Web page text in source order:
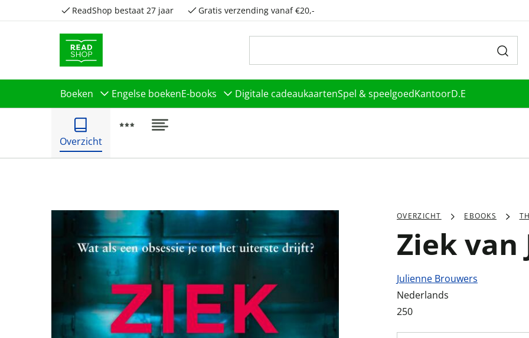
ReadShop bestaat 27 jaar Gratis verzending vanaf €20,-
Boeken Engelse boekenE-books Digitale cadeaukaartenSpel & speelgoedKantoorD.E
Overzicht
OVERZICHT EBOOKS
Ziek van
Julienne Brouwers
Nederlands
250